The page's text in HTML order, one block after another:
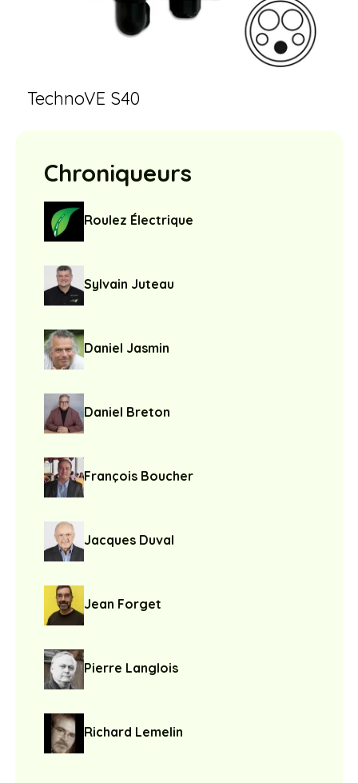
TechnoVE S40
Chroniqueurs
Roulez Électrique
Sylvain Juteau
Daniel Jasmin
Daniel Breton
François Boucher
Jacques Duval
Jean Forget
Pierre Langlois
Richard Lemelin